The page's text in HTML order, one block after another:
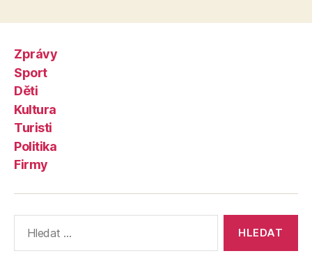
Zprávy
Sport
Děti
Kultura
Turisti
Politika
Firmy
vyhledávání: